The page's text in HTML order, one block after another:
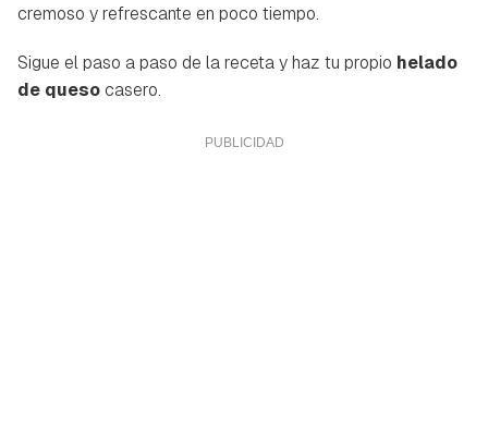
cremoso y refrescante en poco tiempo.
Sigue el paso a paso de la receta y haz tu propio helado
de quesocasero.